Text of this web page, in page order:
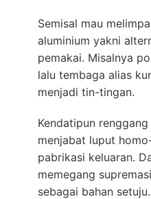
Semisal mau
aluminium yakni
pemakai. Misalnya
lalu tembaga alias
menjadi tin-tingan.
Kendatipun
menjabat luput
pabrikasi keluaran.
memegang
sebagai bahan setuju.